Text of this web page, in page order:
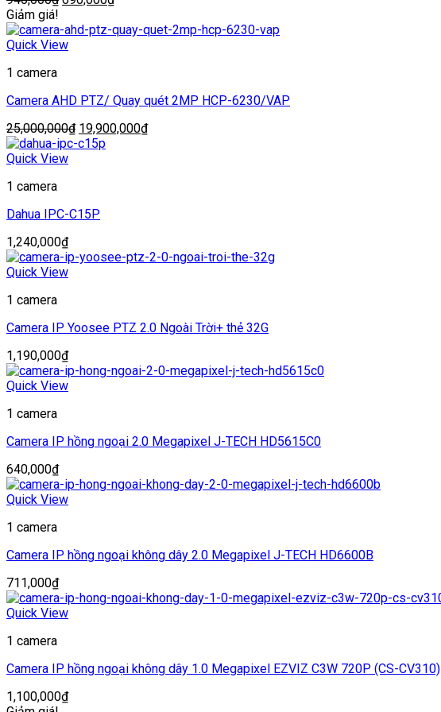
là:
940,000₫.
tại
Giảm giá!
Quick View
1 camera
Camera AHD PTZ/ Quay quét 2MP HCP-6230/VAP
25,000,000₫ Giá
gốc
19,900,000₫Giá
Quick View
1 camera
Dahua IPC-C15P
1,240,000₫
Quick View
1 camera
Camera IP Yoosee PTZ 2.0 Ngoài Trời+ thẻ 32G
1,190,000₫
Quick View
1 camera
Camera IP hồng ngoại 2.0 Megapixel J-TECH HD5615C0
640,000₫
Quick View
1 camera
Camera IP hồng ngoại không dây 2.0 Megapixel J-TECH HD6600B
711,000₫
Quick View
1 camera
Camera IP hồng ngoại không dây 1.0 Megapixel EZVIZ C3W 720P (CS-CV310)
1,100,000₫